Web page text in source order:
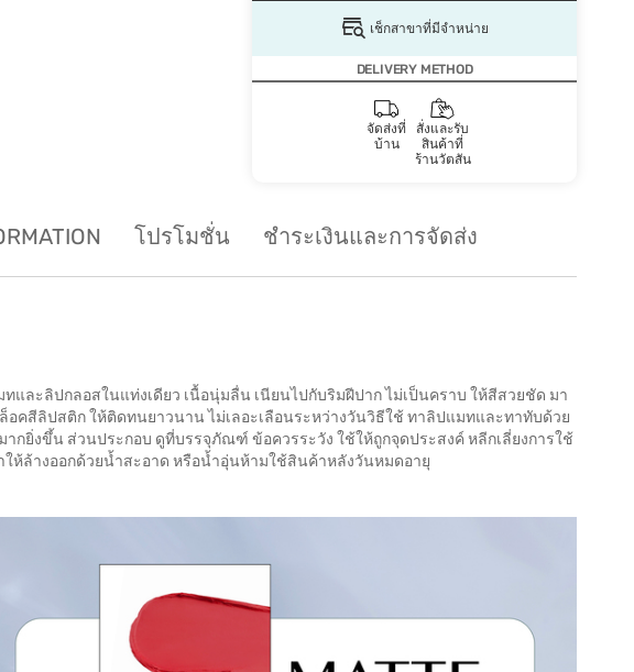
เช็กสาขาที่มีจำหน่าย
DELIVERY METHOD
จัดส่งที่
บ้าน
สั่งและรับ
สินค้าที่
ร้านวัตสัน
โปรโมชั่น ชำระเงินและการจัดส่ง
และลิปกลอสในแท่งเดียว เนื้อนุ่มลื่น เนียนไปกับริมฝีปาก ไม่เป็นคราบ ให้สีสวยชัด มา
อคสีลิปสติก ให้ติดทนยาวนาน ไม่เลอะเลือนระหว่างวันวิธีใช้ ทาลิปแมทและทาทับด้วย
กยิ่งขึ้น ส่วนประกอบ ดูที่บรรจุภัณฑ์ ข้อควรระวัง ใช้ให้ถูกจุดประสงค์ หลีกเลี่ยงการใช้
ให้ล้างออกด้วยน้ำสะอาด หรือน้ำอุ่นห้ามใช้สินค้าหลังวันหมดอายุ